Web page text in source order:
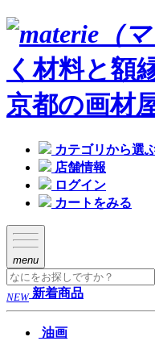
く材料と額
京都の画材
カテゴリから選
店舗情報
ログイン
カートをみる
menu
NEW 新着商品
油画